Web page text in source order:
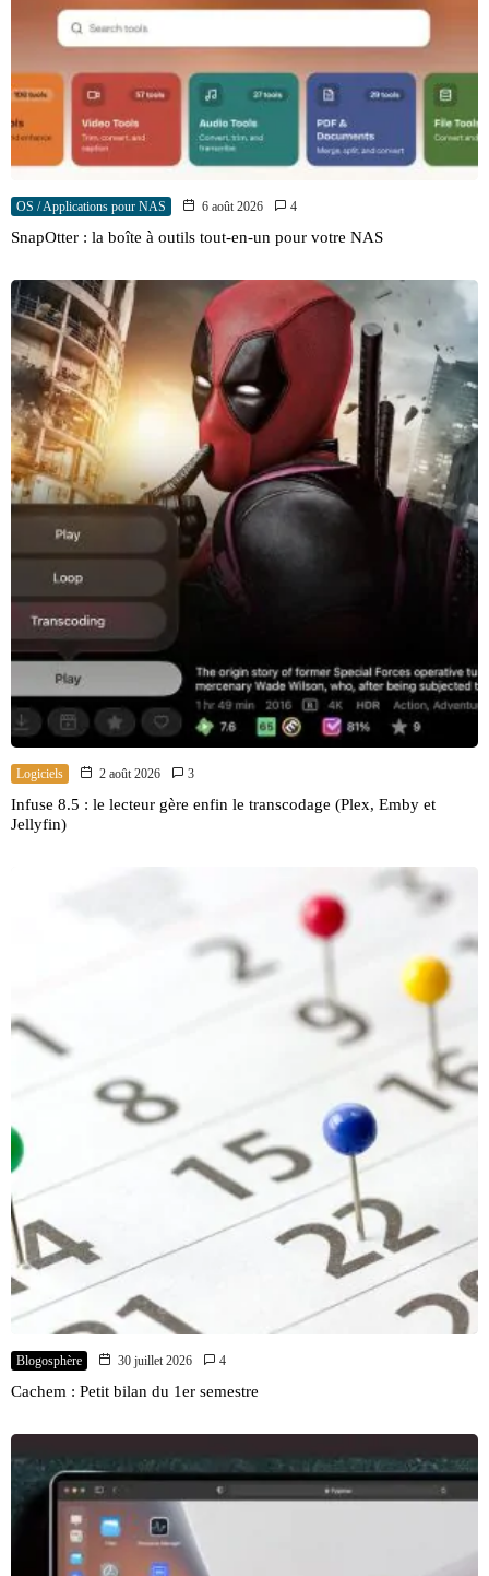
OS / Applications pour NAS 6 août 2026 4
SnapOtter : la boîte à outils tout-en-un pour votre NAS
Logiciels 2 août 2026 3
Infuse 8.5 : le lecteur gère enfin le transcodage (Plex, Emby et
Jellyfin)
Blogosphère 30 juillet 2026 4
Cachem : Petit bilan du 1er semestre